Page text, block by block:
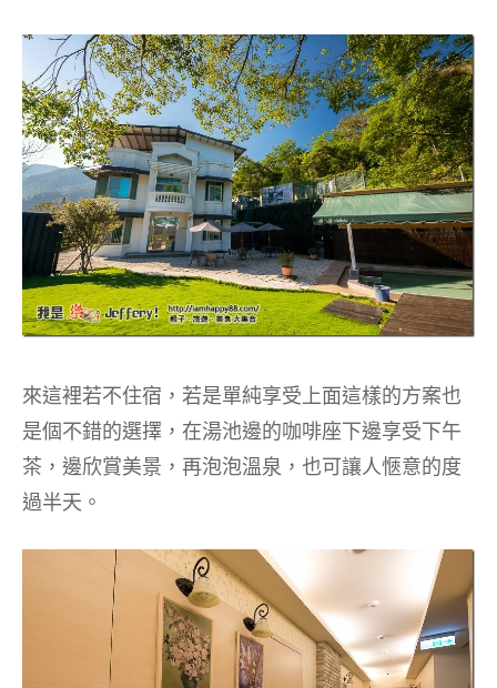
來這裡若不住宿，若是單純享受上面這樣的方案也
是個不錯的選擇，在湯池邊的咖啡座下邊享受下午
茶，邊欣賞美景，再泡泡溫泉，也可讓人愜意的度
過半天。